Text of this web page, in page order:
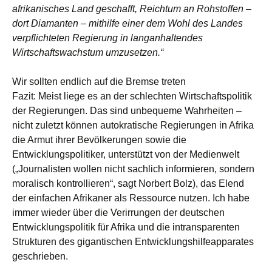
afrikanisches Land geschafft, Reichtum an Rohstoffen –
dort Diamanten – mithilfe einer dem Wohl des Landes
verpflichteten Regierung in langanhaltendes
Wirtschaftswachstum umzusetzen.“
Wir sollten endlich auf die Bremse treten
Fazit: Meist liege es an der schlechten Wirtschaftspolitik
der Regierungen. Das sind unbequeme Wahrheiten –
nicht zuletzt können autokratische Regierungen in Afrika
die Armut ihrer Bevölkerungen sowie die
Entwicklungspolitiker, unterstützt von der Medienwelt
(„Journalisten wollen nicht sachlich informieren, sondern
moralisch kontrollieren“, sagt Norbert Bolz), das Elend
der einfachen Afrikaner als Ressource nutzen. Ich habe
immer wieder über die Verirrungen der deutschen
Entwicklungspolitik für Afrika und die intransparenten
Strukturen des gigantischen Entwicklungshilfeapparates
geschrieben.